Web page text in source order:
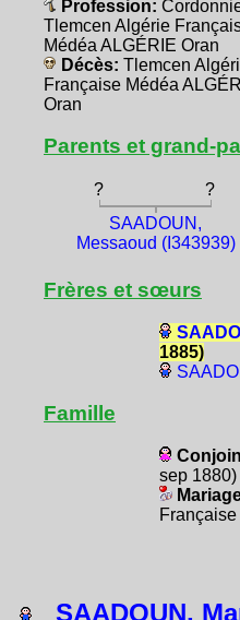
Profession:
Tlemcen Algérie
Médéa ALGÉRIE Oran
Décès: Tlemcen
Française Médéa
Oran
Parents et grand-
? ?
SAADOUN,
Messaoud (I343939)
Frères et sœurs
1885)
Famille
sep 1880)
SAADOUN,